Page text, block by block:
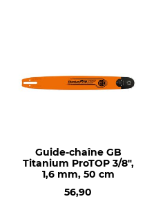
Guide-chaîne GB
Titanium ProTOP 3/8",
1,6 mm, 50 cm
56,90